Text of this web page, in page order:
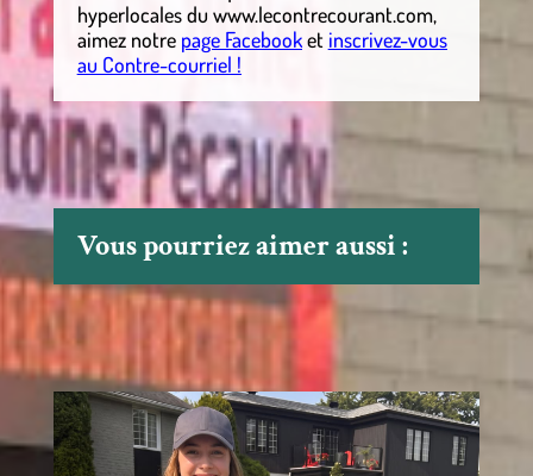
hyperlocalesdu www.lecontrecourant.com,
aimez notre page Facebooket inscrivez-vous
au Contre-courriel !
Vous pourriez aimer aussi :